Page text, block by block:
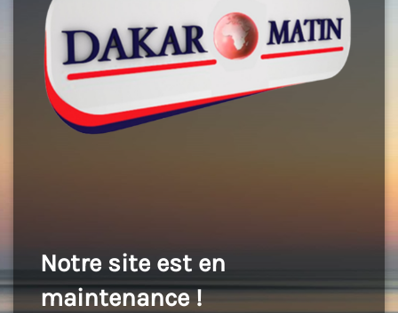
Notre site est en
maintenance !